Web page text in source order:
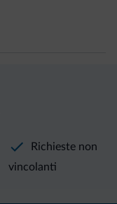
Richieste non
vincolanti